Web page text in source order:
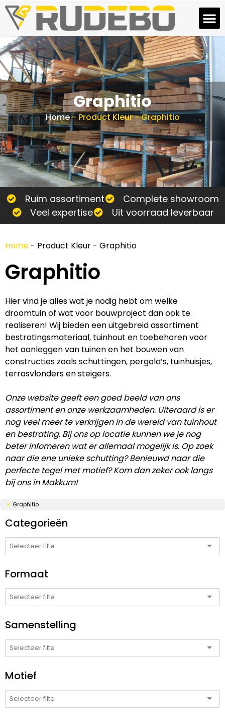
Graphitio
Home-Product Kleur-Graphitio
Ruim assortiment
Complete showroom
Veel expertise
Uit voorraad leverbaar
Home - Product Kleur - Graphitio
Graphitio
Hier vind je alles wat je nodig hebt om welke
droomtuin of wat voor bouwproject dan ook te
realiseren! Wij bieden een uitgebreid assortiment
bestratingsmateriaal, tuinhout en toebehoren voor
het aanleggen van tuinen en het bouwen van
constructies zoals schuttingen, pergola’s, tuinhuisjes,
terrasvlonders en steigers.
Onze website geeft een goed beeld van ons
assortiment en onze werkzaamheden. Uiteraard is er
nog veel meer te verkrijgen in de wereld van tuinhout
en bestrating. Bij ons op locatie kunnen we je nog
beter infomeren wat er allemaal mogelijk is. Op zoek
naar die ene unieke schutting? Benieuwd naar die
perfecte tegel met motief? Kom dan zeker ook langs
bij ons in Makkum!
Graphitio
Categorieën
Formaat
Samenstelling
Motief